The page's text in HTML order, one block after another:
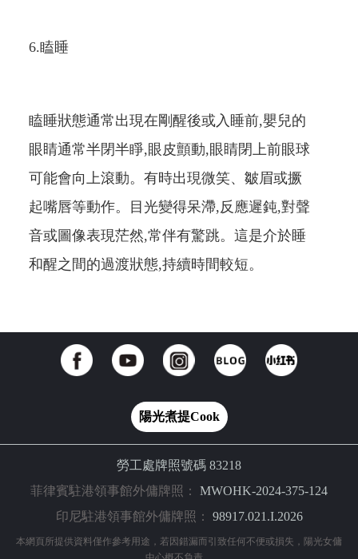
6.瞌睡
瞌睡狀態通常出現在剛醒後或入睡前,嬰兒的
眼睛通常半閉半睜,眼皮顫動,眼睛閉上前眼球
可能會向上滾動。有時出現微笑、皺眉或撅
起嘴唇等動作。目光變得呆滯,反應遲鈍,對聲
音或圖像表現茫然,常伴有驚跳。這是介於睡
和醒之間的過渡狀態,持續時間較短。
陽光煮提Cook
勞工處牌照號碼 83218
菲律賓駐港領事館外傭牌照： MWOHK-2024-375-124
印尼駐港領事館外傭牌照： 98917.021.I.2026
本網頁所提供資料僅作參考用途，若因錯漏而引致任何不便或損失，陽光女傭